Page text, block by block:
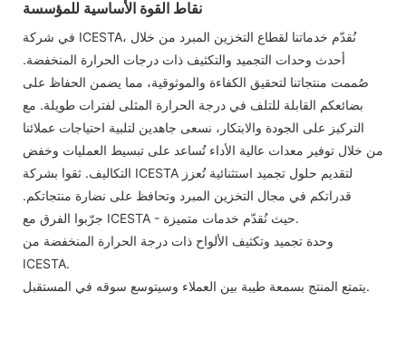
نقاط القوة الأساسية للمؤسسة
في شركة ICESTA، نُقدّم خدماتنا لقطاع التخزين المبرد من خلال
أحدث وحدات التجميد والتكثيف ذات درجات الحرارة المنخفضة.
صُممت منتجاتنا لتحقيق الكفاءة والموثوقية، مما يضمن الحفاظ على
بضائعكم القابلة للتلف في درجة الحرارة المثلى لفترات طويلة. مع
التركيز على الجودة والابتكار، نسعى جاهدين لتلبية احتياجات عملائنا
من خلال توفير معدات عالية الأداء تُساعد على تبسيط العمليات وخفض
التكاليف. ثقوا بشركة ICESTA لتقديم حلول تجميد استثنائية تُعزز
قدراتكم في مجال التخزين المبرد وتحافظ على نضارة منتجاتكم.
جرّبوا الفرق مع ICESTA - حيث نُقدّم خدمات متميزة.
وحدة تجميد وتكثيف الألواح ذات درجة الحرارة المنخفضة من
ICESTA.
يتمتع المنتج بسمعة طيبة بين العملاء وسيتوسع سوقه في المستقبل.